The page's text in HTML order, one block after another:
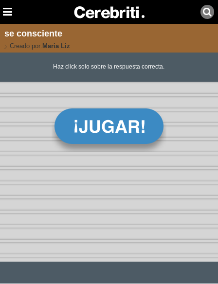
se consciente
Creado por: Maria Liz
Haz click solo sobre la respuesta correcta.